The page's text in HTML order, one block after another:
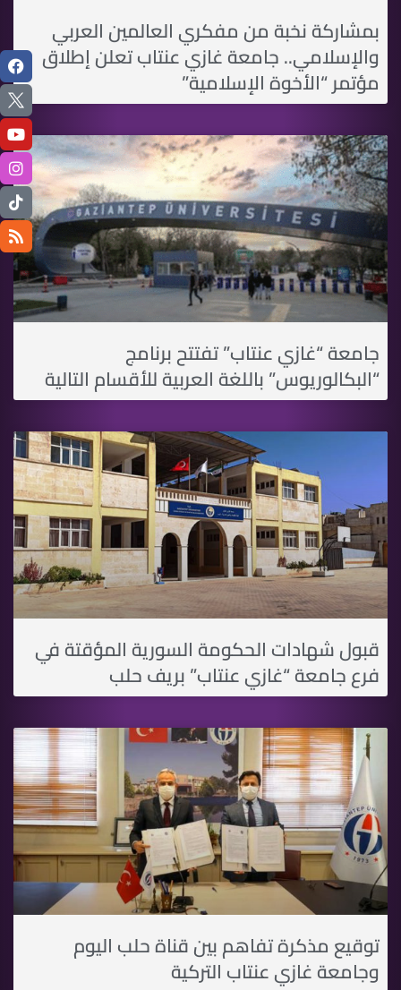
بمشاركة نخبة من مفكري العالمين العربي
والإسلامي.. جامعة غازي عنتاب تعلن إطلاق
مؤتمر “الأخوة الإسلامية”
جامعة “غازي عنتاب” تفتتح برنامج
“البكالوريوس” باللغة العربية للأقسام التالية
قبول شهادات الحكومة السورية المؤقتة في
فرع جامعة “غازي عنتاب” بريف حلب
توقيع مذكرة تفاهم بين قناة حلب اليوم
وجامعة غازي عنتاب التركية